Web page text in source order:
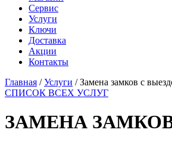
Сервис
Услуги
Ключи
Доставка
Акции
Контакты
Главная /Услуги /Замена замков с
СПИСОК ВСЕХ УСЛУГ
ЗАМЕНА